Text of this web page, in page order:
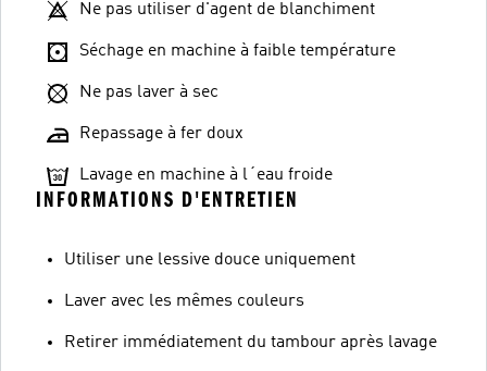
Ne pas utiliser d'agent de blanchiment
Séchage en machine à faible température
Ne pas laver à sec
Repassage à fer doux
Lavage en machine à l´eau froide
INFORMATIONS D'ENTRETIEN
Utiliser une lessive douce uniquement
Laver avec les mêmes couleurs
Retirer immédiatement du tambour après lavage